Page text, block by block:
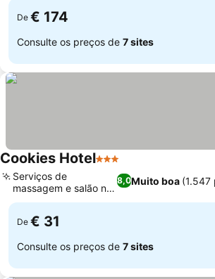
De € 174
Consulte os preços de 7 sites
Cookies Hotel3 Estrelas
8,0Muito boa (1.547
Serviços de
massagem e salão no
local
De € 31
Consulte os preços de 7 sites